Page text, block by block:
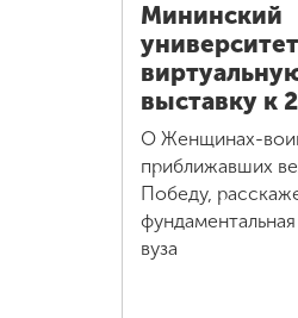
Мининский
выставку к
О Женщинах-
приближавших
Победу,
вуза